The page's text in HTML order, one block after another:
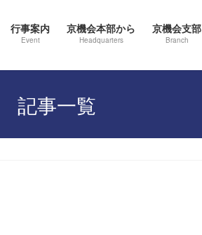
行事案内
Event
京機会本部から
Headquarters
京機会支部
Branch
記事一覧